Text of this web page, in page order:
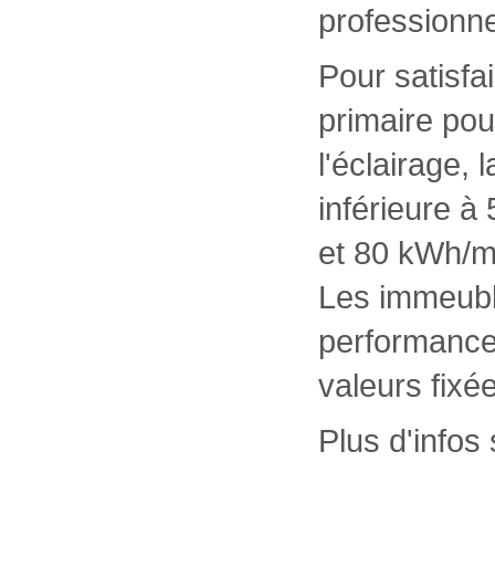
Pour
primaire
l'éclairage,
inférieure à
et 80 kWh/
Les
valeurs
Plus